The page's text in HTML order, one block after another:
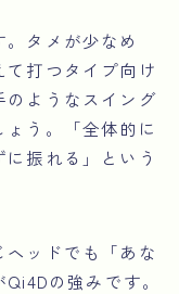
タメが少なめ
打つタイプ向け
のようなスイング
う。「全体的に
振れる」という
ッドでも「あな
の強みです。